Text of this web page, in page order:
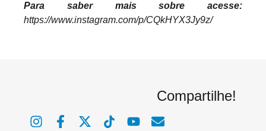
Para saber mais sobre acesse:
https://www.instagram.com/p/CQkHYX3Jy9z/
Compartilhe!